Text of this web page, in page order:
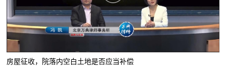
房屋征收，院落内空白土地是否应当补偿